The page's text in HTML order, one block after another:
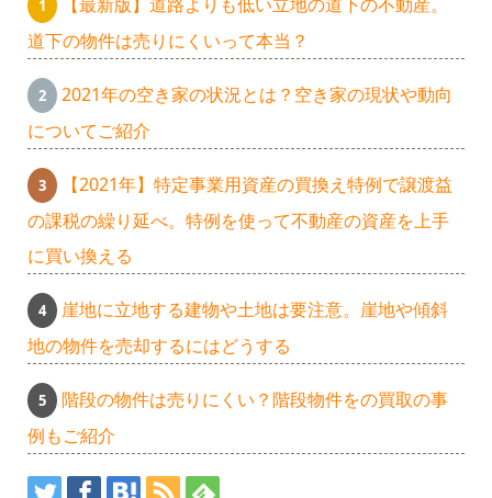
道下の物件は売りにくいって本当？
2021年の空き家の状況とは？空き家の現状や動向
についてご紹介
【2021年】特定事業用資産の買換え特例で譲渡益
の課税の繰り延べ。特例を使って不動産の資産を上手
に買い換える
崖地に立地する建物や土地は要注意。崖地や傾斜
地の物件を売却するにはどうする
階段の物件は売りにくい？階段物件をの買取の事
例もご紹介